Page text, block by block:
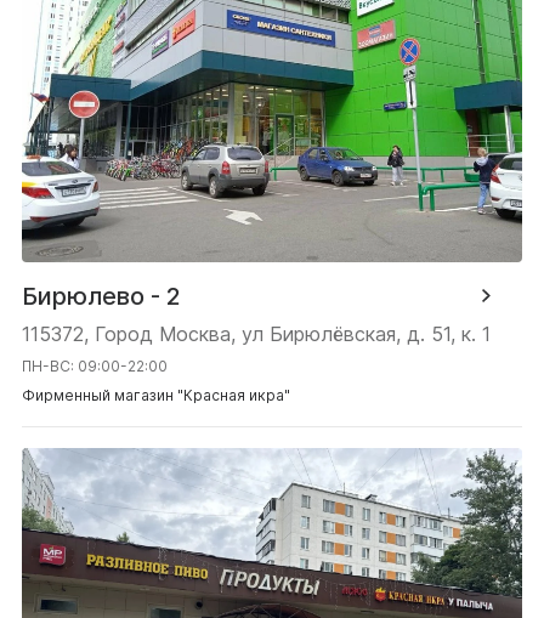
Бирюлево - 2
115372, Город Москва, ул Бирюлёвская, д. 51, к. 1
ПН-ВС: 09:00-22:00
Фирменный магазин "Красная икра"